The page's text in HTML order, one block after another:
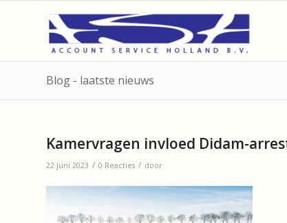
Blog - laatste nieuws
Kamervragen invloed Didam-
22 juni 2023 / 0 Reacties / door